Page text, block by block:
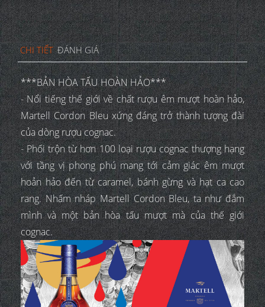
CHI TIẾT ĐÁNH GIÁ
***BẢN HÒA TẤU HOÀN HẢO***
- Nổi tiếng thế giới về chất rượu êm mượt hoàn hảo,
Martell Cordon Bleu xứng đáng trở thành tượng đài
của dòng rượu cognac.
- Phối trộn từ hơn 100 loại rượu cognac thượng hạng
với tầng vị phong phú mang tới cảm giác êm mượt
hoản hảo đến từ caramel, bánh gừng và hạt ca cao
rang. Nhấm nháp Martell Cordon Bleu, ta như đắm
mình và một bản hòa tấu mượt mà của thế giới
cognac.